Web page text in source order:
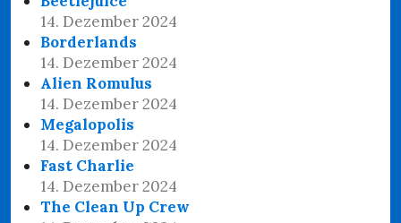
14. Dezember 2024
Borderlands
14. Dezember 2024
Alien Romulus
14. Dezember 2024
Megalopolis
14. Dezember 2024
Fast Charlie
14. Dezember 2024
The Clean Up Crew